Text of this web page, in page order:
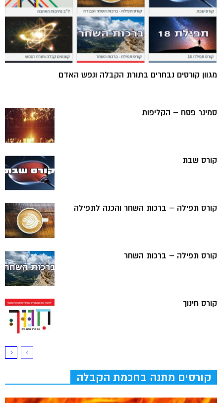
מגוון קורסים נבחרים בתורת הקבלה ונפש האדם
סמינר פסח – הקליפות
קורס שבת
קורס תפילה – ברכות השחר והכנה לתפילה
קורס תפילה – ברכות השחר
קורס חינוך
קורסים מתנה בחכמת הקבלה